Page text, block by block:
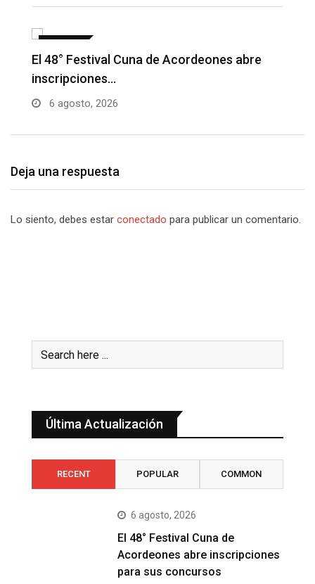
Barranquilla realizará el concierto ‘Capital
de la Patria…
6 agosto, 2026
Deja una respuesta
Lo siento, debes estar conectado para publicar un comentario.
Última Actualización
RECENT POPULAR COMMON
6 agosto, 2026
El 48° Festival Cuna de
Acordeones abre inscripciones
para sus concursos